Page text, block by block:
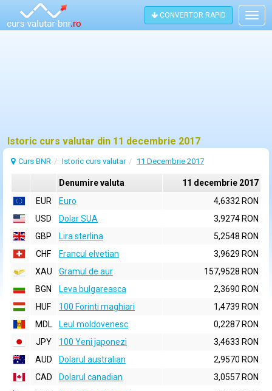
CONVERTOR RAPID
Istoric curs valutar din 11 decembrie 2017
Curs BNR Istoric curs valutar 11 Decembrie 2017
Denumire valuta
11 decembrie 2017
EUR
Euro
4,6332 RON
USD
Dolar SUA
3,9274 RON
GBP
Lira sterlina
5,2548 RON
CHF
Francul elvetian
3,9629 RON
XAU
Gramul de aur
157,9528 RON
BGN
Leva bulgareasca
2,3690 RON
HUF
100 Forinti maghiari
1,4739 RON
MDL
Leul moldovenesc
0,2287 RON
JPY
100 Yeni japonezi
3,4633 RON
AUD
Dolarul australian
2,9570 RON
CAD
Dolarul canadian
3,0557 RON